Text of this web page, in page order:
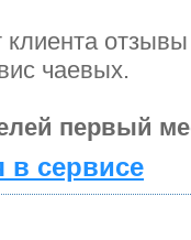
отзывы
чаевых.
первый
в сервисе